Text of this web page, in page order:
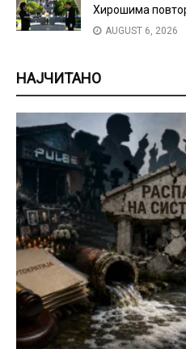
Хирошима
AUGUST 6, 2026
НАЈЧИТАНО